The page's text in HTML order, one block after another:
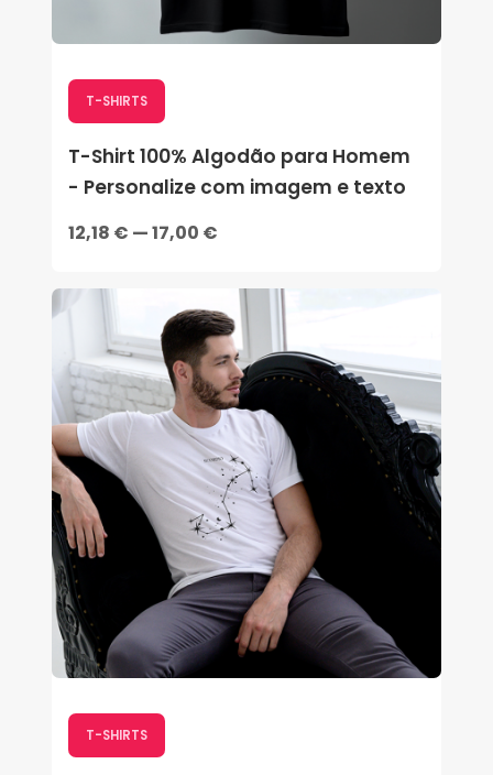
T-SHIRTS
T-Shirt 100% Algodão para Homem
- Personalize com imagem e texto
12,18 € — 17,00 €
T-SHIRTS